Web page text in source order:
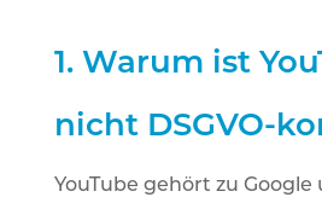
1. Warum ist
nicht DSGVO-
YouTube gehört zu Google